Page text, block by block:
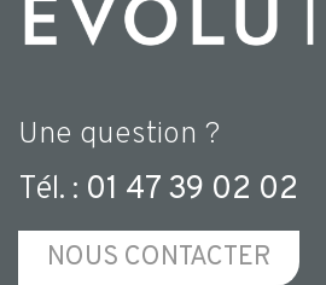
Une question ?
Tél. : 01 47 39 02 02
NOUS CONTACTER